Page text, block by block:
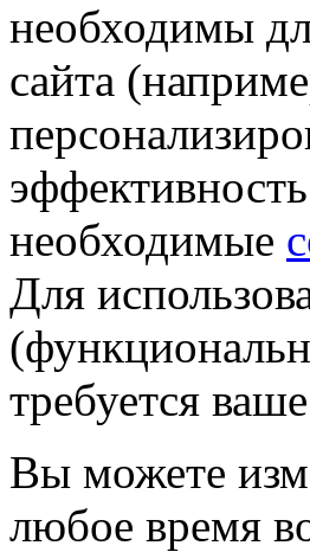
необходимы
сайта
необходимые
Для
требуется
Вы можете
любое время